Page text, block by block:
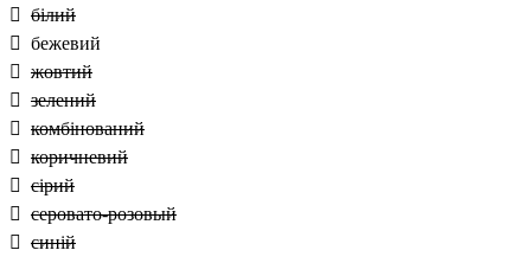
білий
бежевий
жовтий
зелений
комбінований
коричневий
сірий
серовато-розовый
синій